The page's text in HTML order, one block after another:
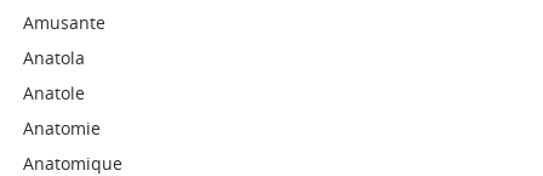
Amusante
Anatola
Anatole
Anatomie
Anatomique